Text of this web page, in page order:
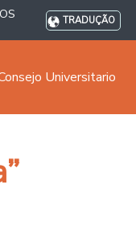
TRADUÇÃO
Universitario